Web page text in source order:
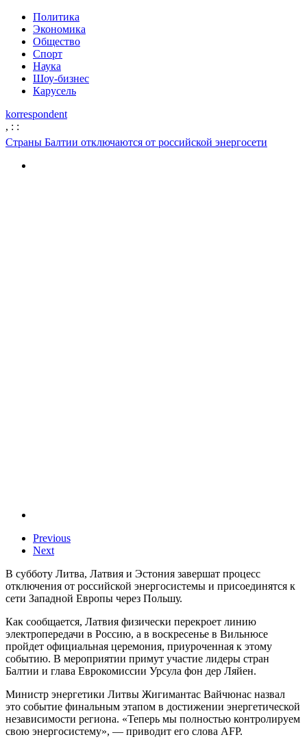
Политика
Экономика
Общество
Спорт
Наука
Шоу-бизнес
Карусель
korrespondent
, : :
Страны Балтии отключаются от российской энергосети
Previous
Next
В субботу Литва, Латвия и Эстония завершат процесс
отключения от российской энергосистемы и присоединятся к
сети Западной Европы через Польшу.
Как сообщается, Латвия физически перекроет линию
электропередачи в Россию, а в воскресенье в Вильнюсе
пройдет официальная церемония, приуроченная к этому
событию. В мероприятии примут участие лидеры стран
Балтии и глава Еврокомиссии Урсула фон дер Ляйен.
Министр энергетики Литвы Жигимантас Вайчюнас назвал
это событие финальным этапом в достижении энергетической
независимости региона. «Теперь мы полностью контролируем
свою энергосистему», — приводит его слова AFP.